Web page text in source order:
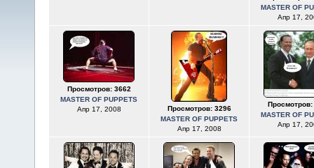
MASTER OF
Апр 17,
Просмотров: 3662
MASTER OF PUPPETS
Апр 17, 2008
Просмотров: 3296
MASTER OF PUPPETS
Апр 17, 2008
Просмотров:
MASTER OF
Апр 17,